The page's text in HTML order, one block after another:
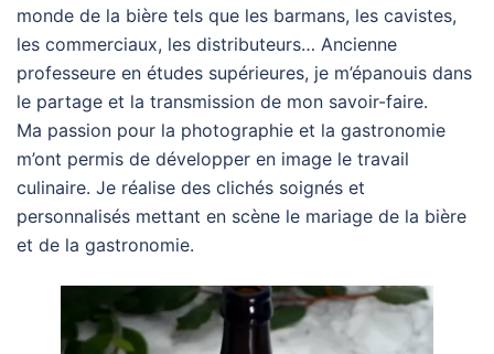
monde de la bière tels que les barmans, les cavistes,
les commerciaux, les distributeurs… Ancienne
professeure en études supérieures, je m’épanouis dans
le partage et la transmission de mon savoir-faire.
Ma passion pour la photographie et la gastronomie
m’ont permis de développer en image le travail
culinaire. Je réalise des clichés soignés et
personnalisés mettant en scène le mariage de la bière
et de la gastronomie.